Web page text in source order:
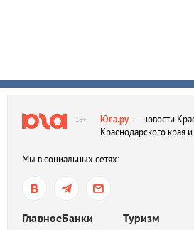
18+ Юга.ру— новости
Краснодарского края
Мы в социальных сетях:
ГлавноеБанки Туризм